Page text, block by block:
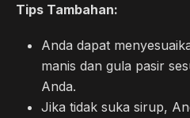
Tips Tambahan:
Anda dapat
manis dan gula pasir
Anda.
Jika tidak suka sirup,